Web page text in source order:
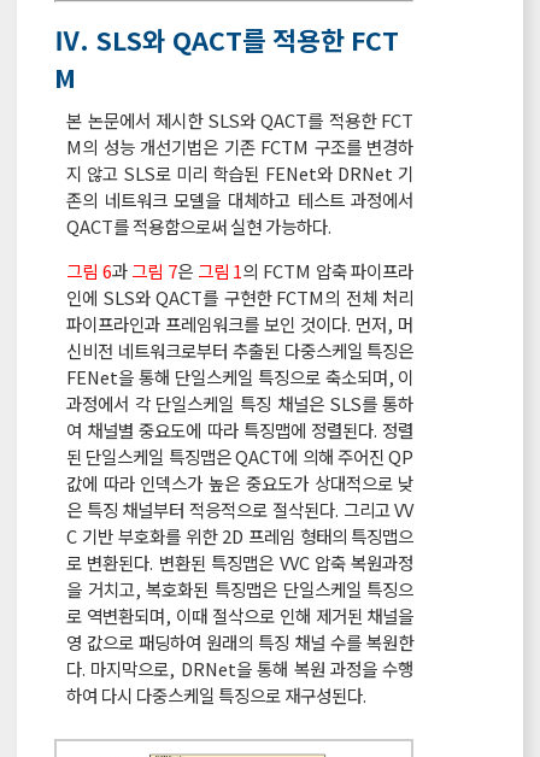
Ⅳ. SLS와 QACT를 적용한 FCT
M
본 논문에서 제시한 SLS와 QACT를 적용한 FCT
M의 성능 개선기법은 기존 FCTM 구조를 변경하
지 않고 SLS로 미리 학습된 FENet와 DRNet 기
존의 네트워크 모델을 대체하고 테스트 과정에서
QACT를 적용함으로써 실현 가능하다.
그림 6과그림 7은 그림 1의 FCTM 압축 파이프라
인에 SLS와 QACT를 구현한 FCTM의 전체 처리
파이프라인과 프레임워크를 보인 것이다. 먼저, 머
신비전 네트워크로부터 추출된 다중스케일 특징은
FENet을 통해 단일스케일 특징으로 축소되며, 이
과정에서 각 단일스케일 특징 채널은 SLS를 통하
여 채널별 중요도에 따라 특징맵에 정렬된다. 정렬
된 단일스케일 특징맵은 QACT에 의해 주어진 QP
값에 따라 인덱스가 높은 중요도가 상대적으로 낮
은 특징 채널부터 적응적으로 절삭된다. 그리고 VV
C 기반 부호화를 위한 2D 프레임 형태의 특징맵으
로 변환된다. 변환된 특징맵은 VVC 압축 복원과정
을 거치고, 복호화된 특징맵은 단일스케일 특징으
로 역변환되며, 이때 절삭으로 인해 제거된 채널을
영 값으로 패딩하여 원래의 특징 채널 수를 복원한
다. 마지막으로, DRNet을 통해 복원 과정을 수행
하여 다시 다중스케일 특징으로 재구성된다.